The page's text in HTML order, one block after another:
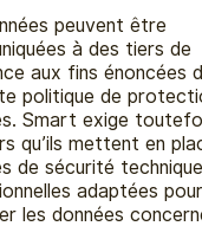
peuvent être
à des tiers de
aux fins énoncées
politique de
Smart exige
qu’ils mettent en
de sécurité
adaptées pour
les données